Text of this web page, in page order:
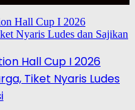
Hall Cup I 2026
Tiket Nyaris Ludes